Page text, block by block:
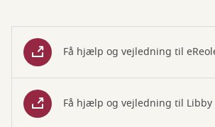
Få hjælp og vejledning til
Få hjælp og vejledning til Libby